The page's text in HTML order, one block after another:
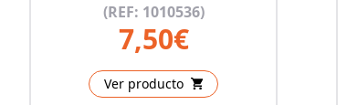
(REF: 1010536)
7,50€
Ver producto